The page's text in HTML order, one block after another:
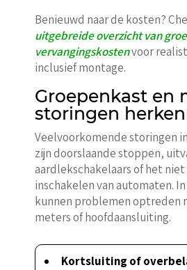
Benieuwd naar de kosten?
uitgebreide overzicht van
vervangingskostenvoor
inclusief montage.
Groepenkast en
storingen
Veelvoorkomende storingen
zijn doorslaande stoppen,
aardlekschakelaars of het
inschakelen van automaten.
kunnen problemen optreden
meters of hoofdaansluiting.
Kortsluiting of